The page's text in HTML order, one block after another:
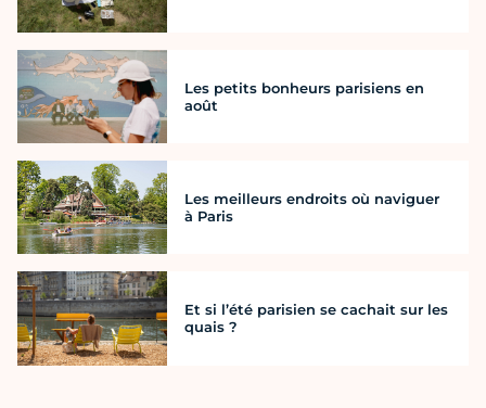
Les petits bonheurs parisiens en
août
Les meilleurs endroits où naviguer
à Paris
Et si l’été parisien se cachait sur les
quais ?